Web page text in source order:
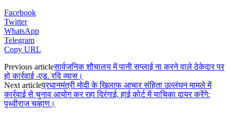
Facebook
Twitter
WhatsApp
Telegram
Copy URL
Previous articleसार्वजनिक शौचालय में पानी सप्लाई ना करने वाले ठेकेदार पर
हो कार्रवाई -एड. रवि व्यास।
Next articleप्रधानमंत्री मोदी के खिलाफ आचार संहिता उल्लंघन मामले में
कार्रवाई से चुनाव आयोग कर रहा दिरंगाई, हाई कोर्ट में याचिका दायर करेंगे:
पृथ्वीराज चव्हाण।